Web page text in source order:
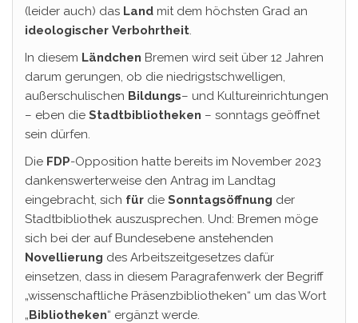
(leider auch) das Land mit dem höchsten Grad an
ideologischer Verbohrtheit.
In diesem Ländchen Bremen wird seit über 12 Jahren
darum gerungen, ob die niedrigstschwelligen,
außerschulischen Bildungs– und Kultureinrichtungen
– eben die Stadtbibliotheken – sonntags geöffnet
sein dürfen.
Die FDP-Opposition hatte bereits im November 2023
dankenswerterweise den Antrag im Landtag
eingebracht, sich für die Sonntagsöffnung der
Stadtbibliothek auszusprechen. Und: Bremen möge
sich bei der auf Bundesebene anstehenden
Novellierung des Arbeitszeitgesetzes dafür
einsetzen, dass in diesem Paragrafenwerk der Begriff
„wissenschaftliche Präsenzbibliotheken“ um das Wort
„Bibliotheken“ ergänzt werde.